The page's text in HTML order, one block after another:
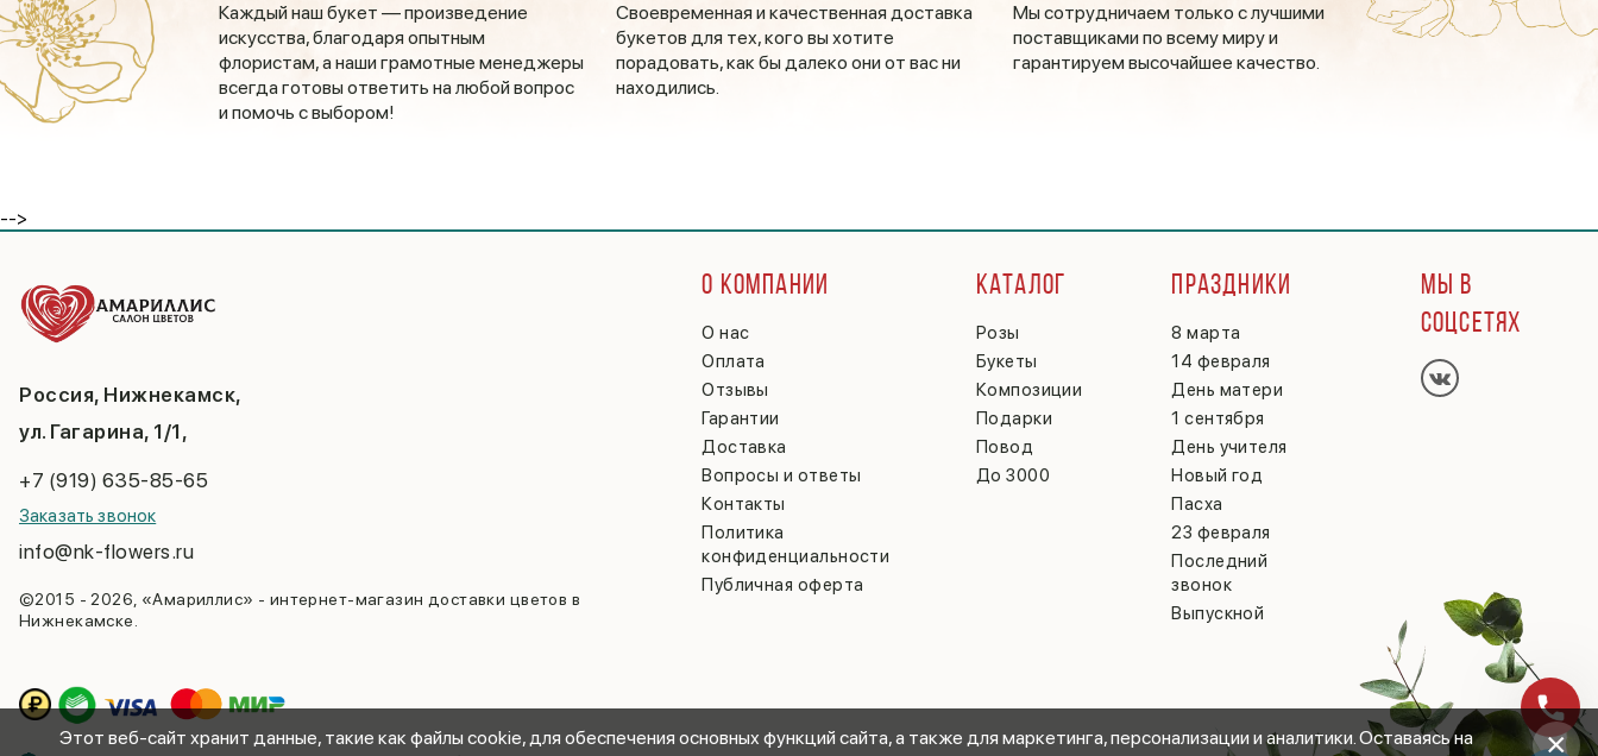
Каждый наш букет — произведение
искусства, благодаря опытным
флористам, а наши грамотные менеджеры
всегда готовы ответить на любой вопрос
и помочь с выбором!
Своевременная и качественная доставка
букетов для тех, кого вы хотите
порадовать, как бы далеко они от вас ни
находились.
Мы сотрудничаем только с лучшими
поставщиками по всему миру и
гарантируем высочайшее качество.
-->
Этот веб-сайт хранит данные, такие как файлы cookie, для обеспечения основных функций сайта, а также для маркетинга, персонализации и аналитики. Оставаясь на ×
Россия, Нижнекамск,
ул. Гагарина, 1/1,
+7 (919) 635-85-65
Заказать звонок
info@nk-flowers.ru
©2015 - 2026, «Амариллис» - интернет-магазин доставки цветов в
Нижнекамске.
О КОМПАНИИ
О нас
Оплата
Отзывы
Гарантии
Доставка
Вопросы и ответы
Контакты
Политика
конфиденциальности
Публичная оферта
КАТАЛОГ
Розы
Букеты
Композиции
Подарки
Повод
До 3000
ПРАЗДНИКИ
8 марта
14 февраля
День матери
1 сентября
День учителя
Новый год
Пасха
23 февраля
Последний
звонок
Выпускной
МЫ В
СОЦСЕТЯХ